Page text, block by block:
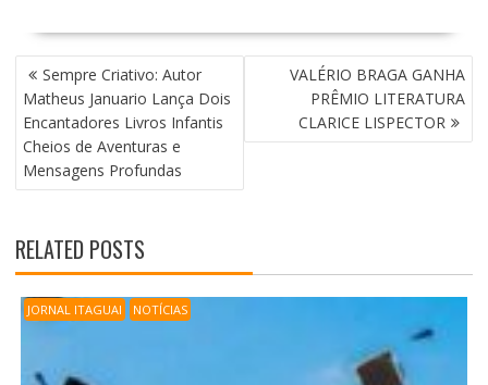
N
A
V
E
G
A
Ã
O
D
E
P
Sempre Criativo: Autor
Matheus Januario Lança Dois
Encantadores Livros Infantis
Cheios de Aventuras e
Mensagens Profundas
VALÉRIO BRAGA GANHA
PRÊMIO LITERATURA
CLARICE LISPECTOR
RELATED POSTS
JORNAL ITAGUAI NOTÍCIAS